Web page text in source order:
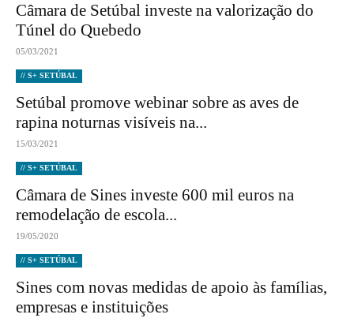
Câmara de Setúbal investe na valorização do
Túnel do Quebedo
05/03/2021
// S+ SETÚBAL
Setúbal promove webinar sobre as aves de
rapina noturnas visíveis na...
15/03/2021
// S+ SETÚBAL
Câmara de Sines investe 600 mil euros na
remodelação de escola...
19/05/2020
// S+ SETÚBAL
Sines com novas medidas de apoio às famílias,
empresas e instituições